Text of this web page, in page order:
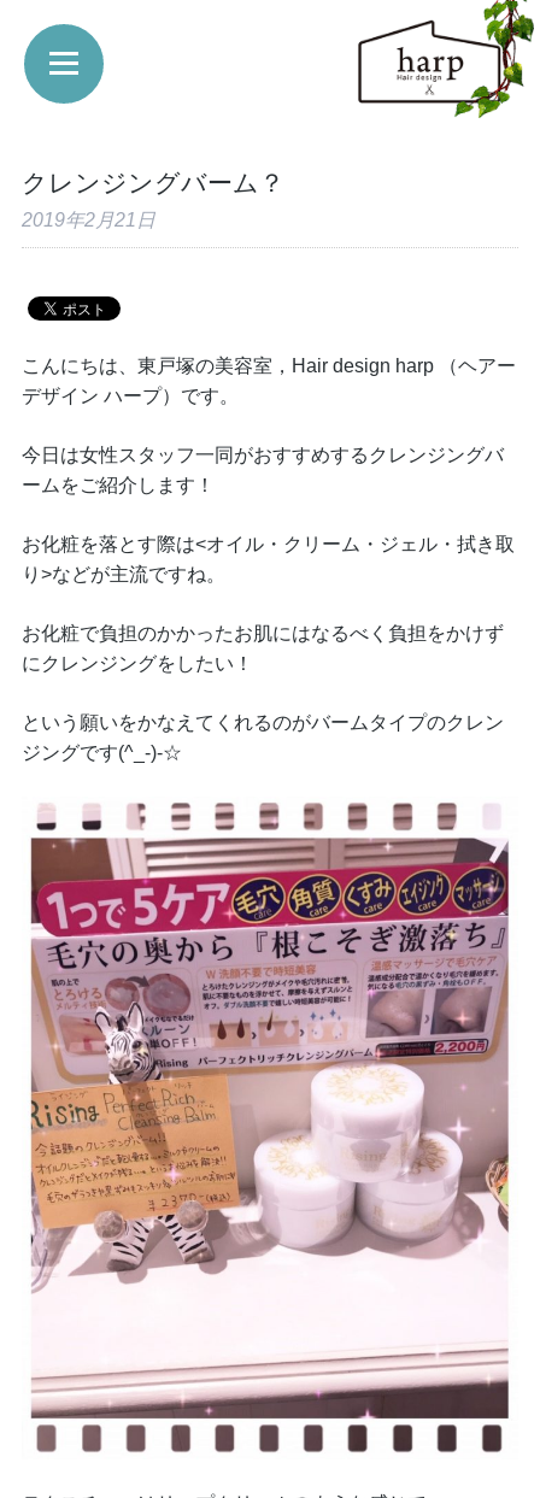
クレンジングバーム？
2019年2月21日
こんにちは、東戸塚の美容室，Hair design harp （ヘアー
デザイン ハープ）です。
今日は女性スタッフ一同がおすすめするクレンジングバ
ームをご紹介します！
お化粧を落とす際は<オイル・クリーム・ジェル・拭き取
り>などが主流ですね。
お化粧で負担のかかったお肌にはなるべく負担をかけず
にクレンジングをしたい！
という願いをかなえてくれるのがバームタイプのクレン
ジングです(^_-)-☆